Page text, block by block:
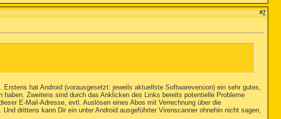
#7
hat Android (vorausgesetzt: jeweils aktuellste Softwareversion) ein sehr gutes,
Zweitens sind durch das Anklicken des Links bereits potentielle Probleme
E-Mail-Adresse, evtl. Auslösen eines Abos mit Verrechnung über die
drittens kann Dir ein unter Android ausgeführter Virenscanner ohnehin nicht sagen,